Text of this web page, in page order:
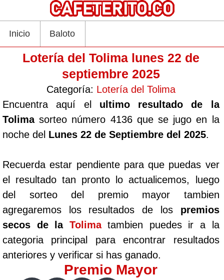
Inicio Baloto
Lotería del Tolima lunes 22 de
septiembre 2025
Categoría: Lotería del Tolima
Encuentra aquí el ultimo resultado de la
Tolimasorteo número 4136 que se jugo en la
noche del Lunes 22 de Septiembre del 2025.
Recuerda estar pendiente para que puedas ver
el resultado tan pronto lo actualicemos, luego
del sorteo del premio mayor tambien
agregaremos los resultados de los premios
secos de la Tolimatambien puedes ir a la
categoria principal para encontrar resultados
anteriores y verificar si has ganado.
Premio Mayor